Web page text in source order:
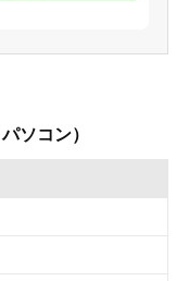
ソコン）